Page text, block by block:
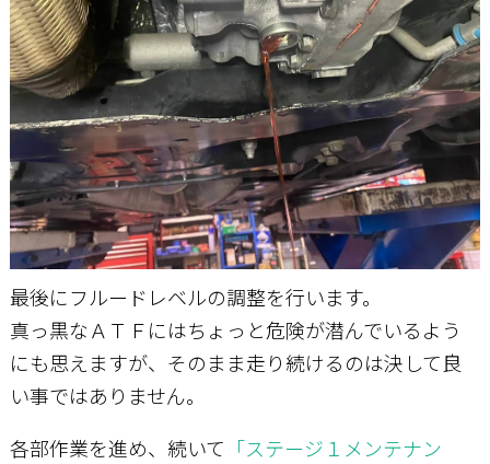
最後にフルードレベルの調整を行います。
真っ黒なＡＴＦにはちょっと危険が潜んでいるよう
にも思えますが、そのまま走り続けるのは決して良
い事ではありません。
各部作業を進め、続いて 「ステージ１メンテナン